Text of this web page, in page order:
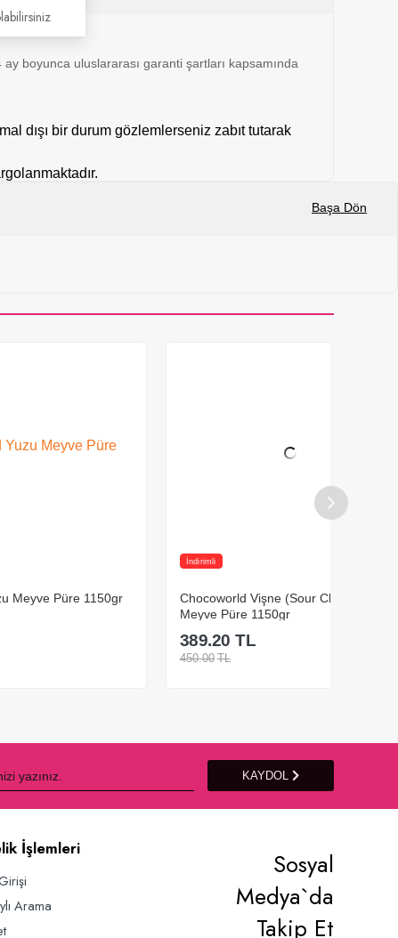
ay boyunca uluslararası garanti şartları kapsamında
dışı bir durum gözlemlerseniz zabıt tutarak
Başa Dön
Chocoworld Vişne (Sour Cherry)
Meyve Püre 1150gr
KAYDOL
İşlemleri
Arama
Sosyal
Medya`da
Takip Et